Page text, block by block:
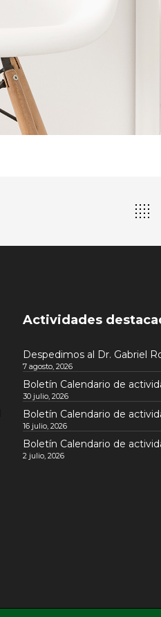
Actividades
Despedimos al Dr. Gabriel
7 agosto, 2026
Boletín Calendario de
30 julio, 2026
Boletín Calendario de
16 julio, 2026
Boletín Calendario de
2 julio, 2026